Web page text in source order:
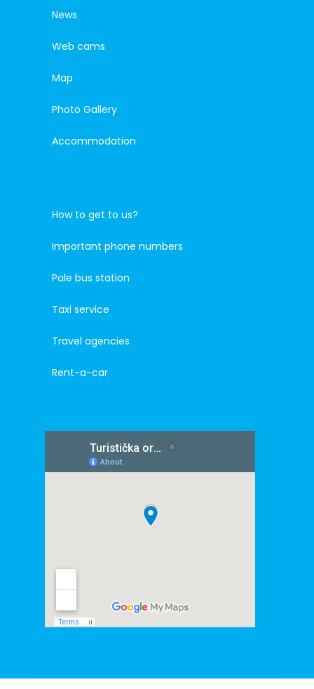
News
Web cams
Map
Photo Gallery
Accommodation
How to get to us?
Important phone numbers
Pale bus station
Taxi service
Travel agencies
Rent-a-car